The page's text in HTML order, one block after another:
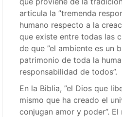
articula la ”tremenda
humano respecto a la
que existe entre todas las
de que ”el ambiente es un
patrimonio de toda la
responsabilidad de todos”.
En la Biblia, ”el Dios que
mismo que ha creado el
conjugan amor y poder”.